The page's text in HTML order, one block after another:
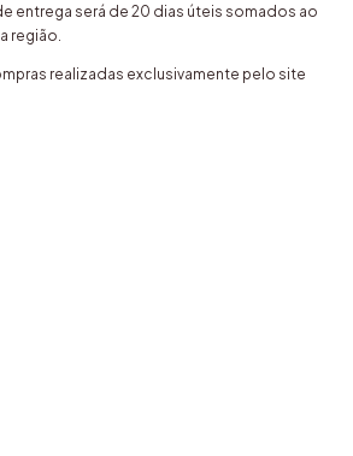
entrega será de 20 dias úteis somados ao
região.
realizadas exclusivamente pelo site